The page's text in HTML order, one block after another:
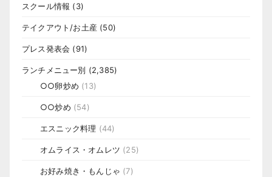
スクール情報 (3)
テイクアウト/お土産 (50)
プレス発表会 (91)
ランチメニュー別 (2,385)
○○卵炒め (13)
○○炒め (54)
エスニック料理 (44)
オムライス・オムレツ (25)
お好み焼き・もんじゃ (7)